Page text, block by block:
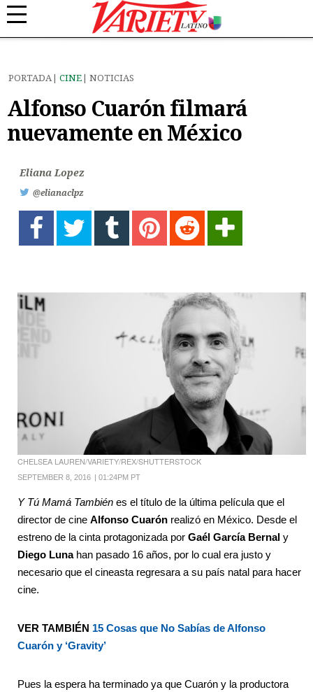
PORTADA CINE NOTICIAS
Alfonso Cuarón filmará
nuevamente en México
Eliana Lopez
@elianaclpz
CHELSEA LAUREN/VARIETY/REX/SHUTTERSTOCK
SEPTEMBER 8, 2016 01:24PM PT
Y Tú Mamá También es el título de la última película que el
director de cine Alfonso Cuarón realizó en México. Desde el
estreno de la cinta protagonizada por Gaél García Bernal y
Diego Lunahan pasado 16 años, por lo cual era justo y
necesario que el cineasta regresara a su país natal para hacer
cine.
VER TAMBIÉN 15 Cosas que No Sabías de Alfonso
Cuarón y ‘Gravity’
Pues la espera ha terminado ya que Cuarón y la productora